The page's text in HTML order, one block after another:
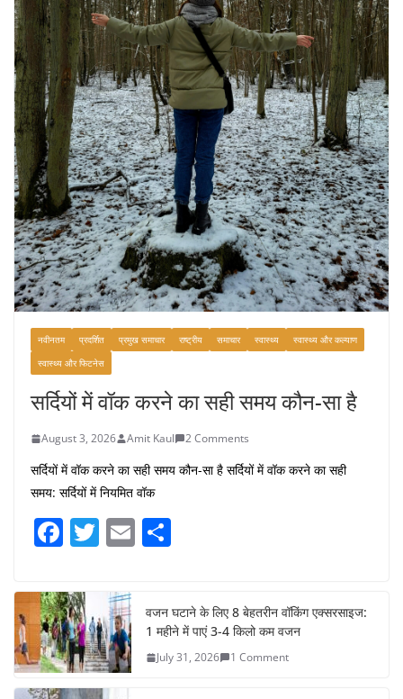
नवीनतम प्रदर्शित प्रमुख समाचार राष्ट्रीय समाचार स्वास्थ्य
स्वास्थ्य और कल्याण
स्वास्थ्य और फिटनेस
सर्दियों में वॉक करने का सही समय कौन-सा है
August 3, 2026 Amit Kaul 2 Comments
सर्दियों में वॉक करने का सही समय कौन-सा है सर्दियों में वॉक करने का सही
समय: सर्दियों में नियमित वॉक
F
c
e
b
o
T
itt
er
E
e
वजन घटाने के लिए 8 बेहतरीन वॉकिंग एक्सरसाइज:
1 महीने में पाएं 3-4 किलो कम वजन
July 31, 2026 1 Comment